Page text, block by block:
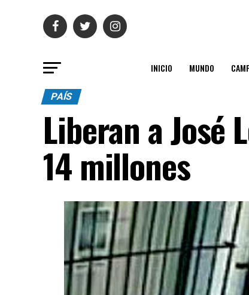
INICIO MUNDO
PAÍS
Liberan a José
14 millones